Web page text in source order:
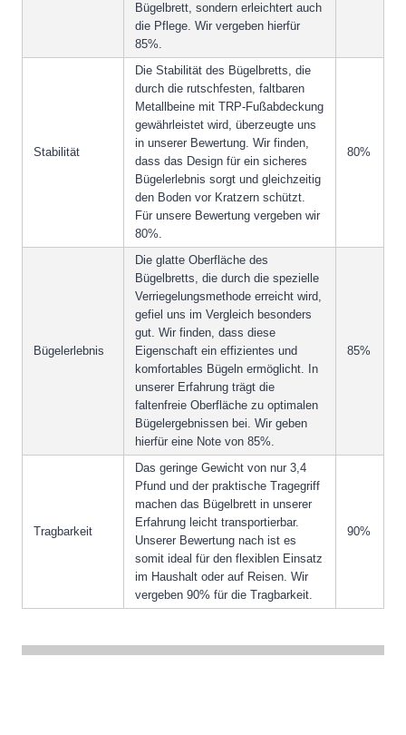
Bügelbrett, sondern erleichtert auch
die Pflege. Wir vergeben hierfür
85%.
Stabilität
Die Stabilität des Bügelbretts, die
durch die rutschfesten, faltbaren
Metallbeine mit TRP-Fußabdeckung
gewährleistet wird, überzeugte uns
in unserer Bewertung. Wir finden,
dass das Design für ein sicheres
Bügelerlebnis sorgt und gleichzeitig
den Boden vor Kratzern schützt.
Für unsere Bewertung vergeben wir
80%.
80%
Bügelerlebnis
Die glatte Oberfläche des
Bügelbretts, die durch die spezielle
Verriegelungsmethode erreicht wird,
gefiel uns im Vergleich besonders
gut. Wir finden, dass diese
Eigenschaft ein effizientes und
komfortables Bügeln ermöglicht. In
unserer Erfahrung trägt die
faltenfreie Oberfläche zu optimalen
Bügelergebnissen bei. Wir geben
hierfür eine Note von 85%.
85%
Tragbarkeit
Das geringe Gewicht von nur 3,4
Pfund und der praktische Tragegriff
machen das Bügelbrett in unserer
Erfahrung leicht transportierbar.
Unserer Bewertung nach ist es
somit ideal für den flexiblen Einsatz
im Haushalt oder auf Reisen. Wir
vergeben 90% für die Tragbarkeit.
90%